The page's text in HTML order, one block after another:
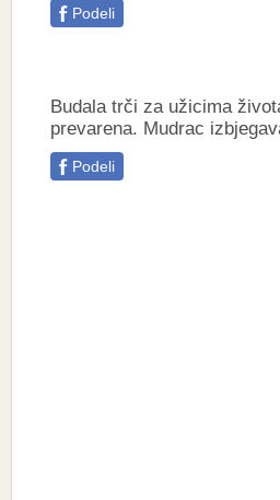
Podeli
Budala trči za užicima
prevarena. Mudrac
Podeli